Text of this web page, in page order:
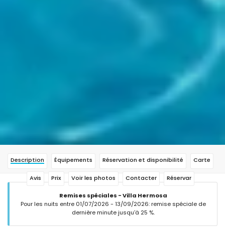
Description Équipements Réservation et disponibilité Carte
Avis Prix Voir les photos Contacter Réservar
Remises spéciales - Villa Hermosa
Pour les nuits entre 01/07/2026 - 13/09/2026: remise spéciale de
dernière minute jusqu'à 25 %.